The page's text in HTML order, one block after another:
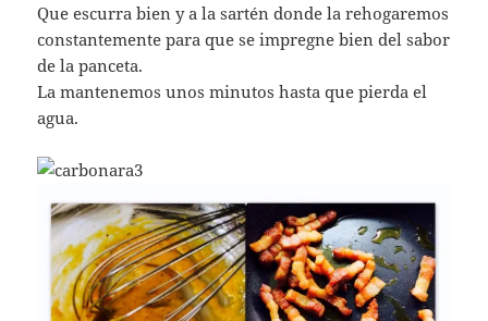
Que escurra bien y a la sartén donde la rehogaremos
constantemente para que se impregne bien del sabor
de la panceta.
La mantenemos unos minutos hasta que pierda el
agua.